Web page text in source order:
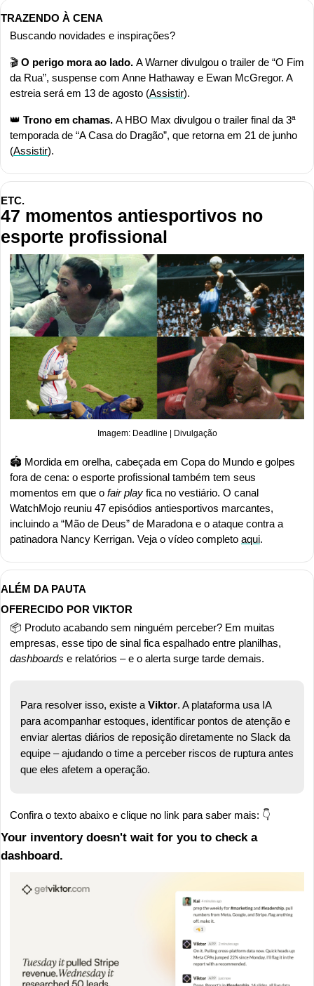
TRAZENDO À CENA
Buscando novidades e inspirações?
🎬 O perigo mora ao lado. A Warner divulgou o trailer de “O Fim
da Rua”, suspense com Anne Hathaway e Ewan McGregor. A
estreia será em 13 de agosto (Assistir).
👑 Trono em chamas. A HBO Max divulgou o trailer final da 3ª
temporada de “A Casa do Dragão”, que retorna em 21 de junho
(Assistir).
ETC.
47 momentos antiesportivos no
esporte profissional
Imagem: Deadline | Divulgação
🏟️ Mordida em orelha, cabeçada em Copa do Mundo e golpes
fora de cena: o esporte profissional também tem seus
momentos em que o fair play fica no vestiário. O canal
WatchMojo reuniu 47 episódios antiesportivos marcantes,
incluindo a “Mão de Deus” de Maradona e o ataque contra a
patinadora Nancy Kerrigan. Veja o vídeo completo aqui.
ALÉM DA PAUTA
OFERECIDO POR VIKTOR
📦 Produto acabando sem ninguém perceber? Em muitas
dashboards e relatórios – e o alerta surge tarde demais.
Para resolver isso, existe a Viktor. A plataforma usa IA
para acompanhar estoques, identificar pontos de atenção e
enviar alertas diários de reposição diretamente no Slack da
equipe – ajudando o time a perceber riscos de ruptura antes
que eles afetem a operação.
Confira o texto abaixo e clique no link para saber mais: 👇
Your inventory doesn't wait for you to check a
dashboard.